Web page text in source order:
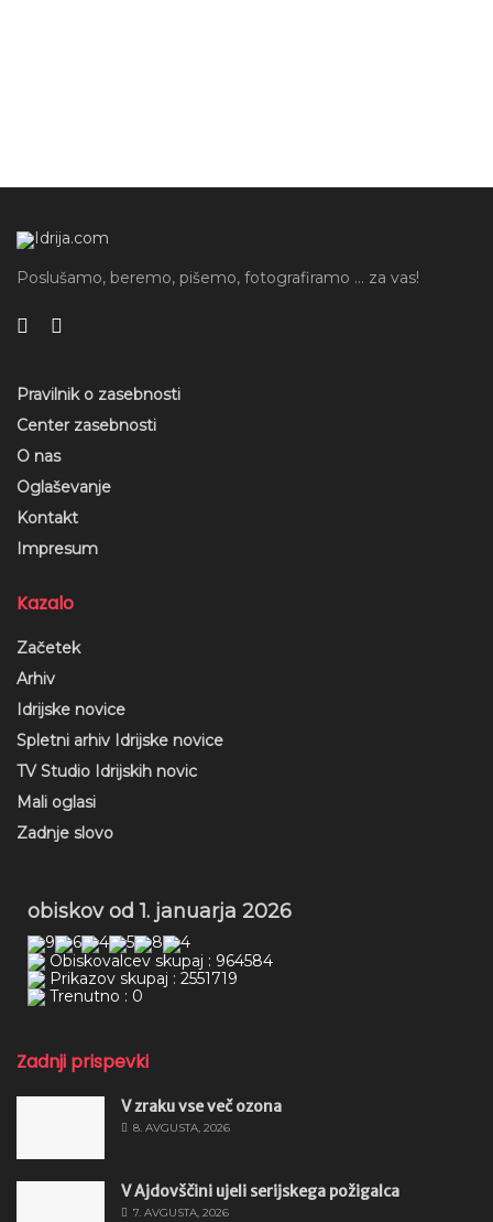
Poslušamo, beremo, pišemo, fotografiramo ... za vas!
Pravilnik o zasebnosti
Center zasebnosti
O nas
Oglaševanje
Kontakt
Impresum
Kazalo
Začetek
Arhiv
Idrijske novice
Spletni arhiv Idrijske novice
TV Studio Idrijskih novic
Mali oglasi
Zadnje slovo
obiskov od 1. januarja 2026
Obiskovalcev skupaj : 964584
Prikazov skupaj : 2551719
Trenutno : 0
Zadnji prispevki
V zraku vse več ozona
8. AVGUSTA, 2026
V Ajdovščini ujeli serijskega požigalca
7. AVGUSTA, 2026